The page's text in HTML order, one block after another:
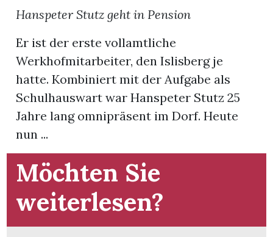
Hanspeter Stutz geht in Pension
Er ist der erste vollamtliche
Werkhofmitarbeiter, den Islisberg je
hatte. Kombiniert mit der Aufgabe als
Schulhauswart war Hanspeter Stutz 25
Jahre lang omnipräsent im Dorf. Heute
nun ...
Möchten Sie
weiterlesen?